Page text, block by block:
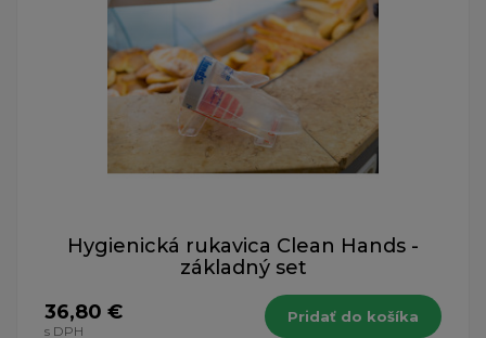
Hygienická rukavica Clean Hands -
základný set
36,80 €
s DPH
Pridať do košíka